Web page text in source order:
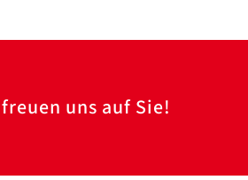
uns auf Sie!